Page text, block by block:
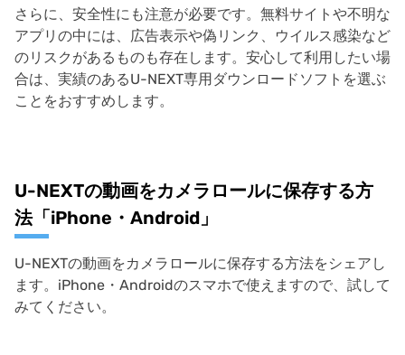
さらに、安全性にも注意が必要です。無料サイトや不明な
アプリの中には、広告表示や偽リンク、ウイルス感染など
のリスクがあるものも存在します。安心して利用したい場
合は、実績のあるU-NEXT専用ダウンロードソフトを選ぶ
ことをおすすめします。
U-NEXTの動画をカメラロールに保存する方
法「iPhone・Android」
U-NEXTの動画をカメラロールに保存する方法をシェアし
ます。iPhone・Androidのスマホで使えますので、試して
みてください。